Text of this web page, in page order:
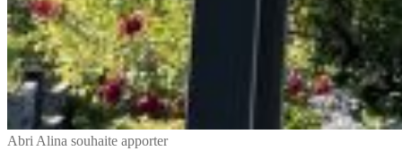
Abri Alina souhaite apporter